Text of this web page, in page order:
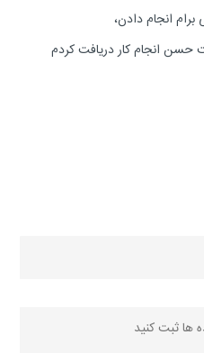
انجام دادن،
انجام كار دريافت كردم